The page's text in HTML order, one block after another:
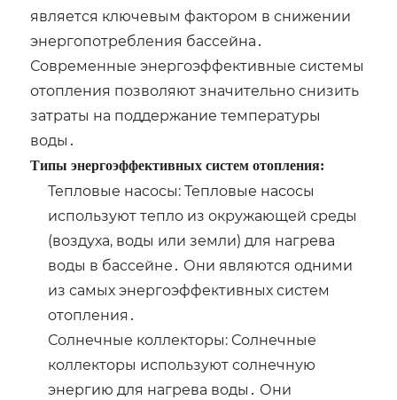
является ключевым фактором в снижении
энергопотребления бассейна․
Современные энергоэффективные системы
отопления позволяют значительно снизить
затраты на поддержание температуры
воды․
Типы энергоэффективных систем отопления:
Тепловые насосы: Тепловые насосы
используют тепло из окружающей среды
(воздуха‚ воды или земли) для нагрева
воды в бассейне․ Они являются одними
из самых энергоэффективных систем
отопления․
Солнечные коллекторы: Солнечные
коллекторы используют солнечную
энергию для нагрева воды․ Они